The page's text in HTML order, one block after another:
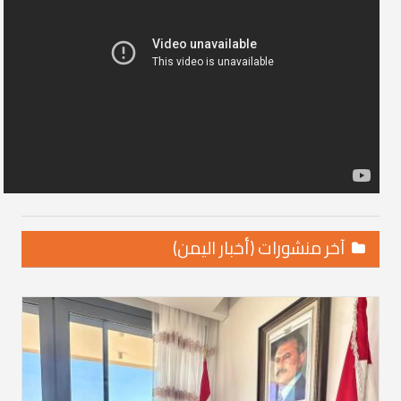
آخر منشورات (أخبار اليمن)